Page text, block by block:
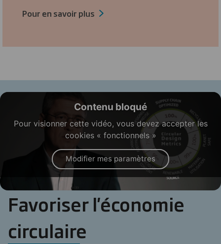
Pour en savoir plus
Contenu bloqué
Pour visionner cette vidéo, vous devez accepter les
cookies « fonctionnels »
Modifier mes paramètres
Favoriser l'économie
circulaire